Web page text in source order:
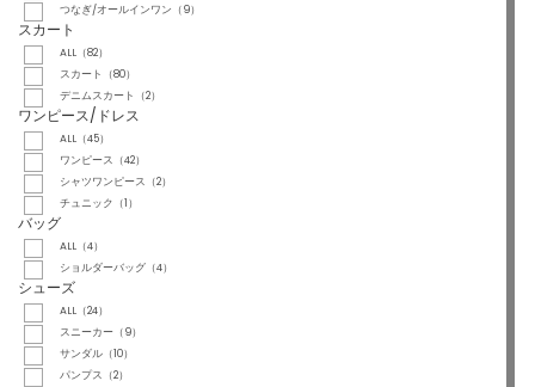
つなぎ/オールインワン（9）
スカート
ALL（82）
スカート（80）
デニムスカート（2）
ワンピース/ドレス
ALL（45）
ワンピース（42）
シャツワンピース（2）
チュニック（1）
バッグ
ALL（4）
ショルダーバッグ（4）
シューズ
ALL（24）
スニーカー（9）
サンダル（10）
パンプス（2）